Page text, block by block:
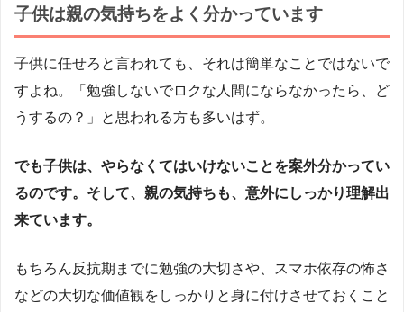
子供は親の気持ちをよく分かっています
子供に任せろと言われても、それは簡単なことではないで
すよね。「勉強しないでロクな人間にならなかったら、ど
うするの？」と思われる方も多いはず。
でも子供は、やらなくてはいけないことを案外分かってい
るのです。そして、親の気持ちも、意外にしっかり理解出
来ています。
もちろん反抗期までに勉強の大切さや、スマホ依存の怖さ
などの大切な価値観をしっかりと身に付けさせておくこと